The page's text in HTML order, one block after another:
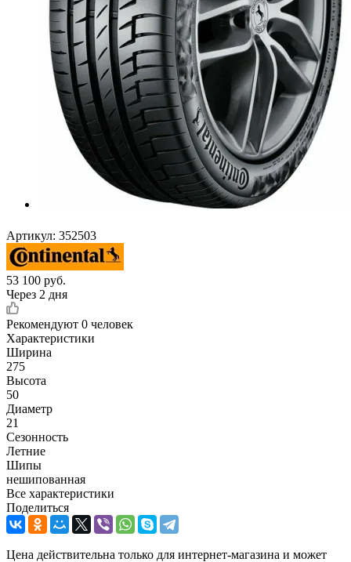
Артикул: 352503
53 100 руб.
Через 2 дня
Рекомендуют 0 человек
Характеристики
Ширина
275
Высота
50
Диаметр
21
Сезонность
Летние
Шипы
нешипованная
Все характеристики
Поделиться
Цена действительна только для интернет-магазина и может